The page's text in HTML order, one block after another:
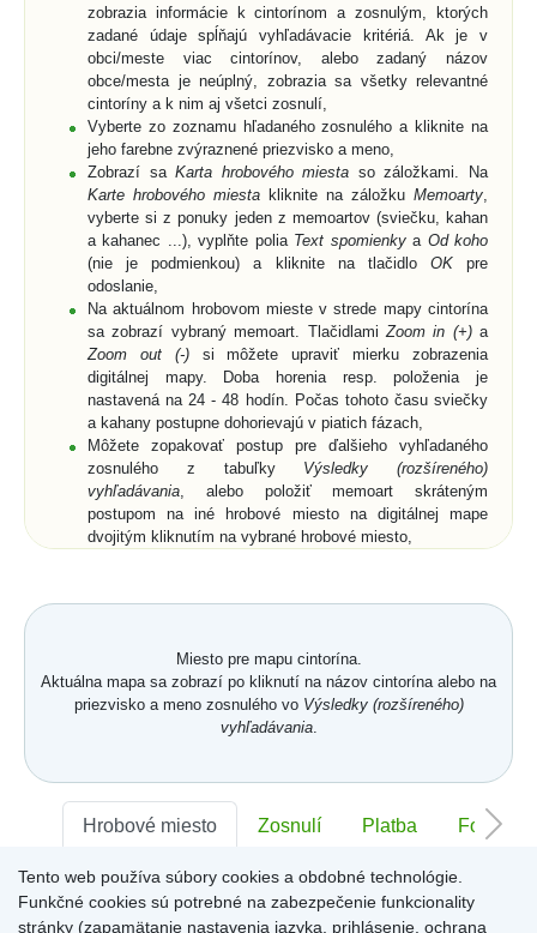
zobrazia informácie k cintorínom a zosnulým, ktorých
zadané údaje spĺňajú vyhľadávacie kritériá. Ak je v
obci/meste viac cintorínov, alebo zadaný názov
obce/mesta je neúplný, zobrazia sa všetky relevantné
cintoríny a k nim aj všetci zosnulí,
Vyberte zo zoznamu hľadaného zosnulého a kliknite na
jeho farebne zvýraznené priezvisko a meno,
Zobrazí saKarta hrobového miesta so záložkami. Na
Karte hrobového miesta kliknite na záložku Memoarty
vyberte si z ponuky jeden z memoartov (sviečku, kahan
a kahanec ...), vyplňte polia Text spomienkya Od koho
(nie je podmienkou) a kliknite na tlačidlo OKpre
odoslanie,
Na aktuálnom hrobovom mieste v strede mapy cintorína
sa zobrazí vybraný memoart. Tlačidlami Zoom in (+)a
Zoom out (-)si môžete upraviť mierku zobrazenia
digitálnej mapy. Doba horenia resp. položenia je
nastavená na 24 - 48 hodín. Počas tohoto času sviečky
a kahany postupne dohorievajú v piatich fázach,
Môžete zopakovať postup pre ďalšieho vyhľadaného
zosnulého z tabuľky Výsledky (rozšíreného)
vyhľadávania , alebo položiť memoart skráteným
postupom na iné hrobové miesto na digitálnej mape
dvojitým kliknutím na vybrané hrobové miesto,
mape, nemusíte vyplniť poleText spomienkyaOd koho,
text nad memoartami, alebo cez ikonu
Miesto pre mapu cintorína.
Aktuálna mapa sa zobrazí po kliknutí na názov cintorína alebo na
priezvisko a meno zosnulého vo Výsledky (rozšíreného)
vyhľadávania.
Hrobové miesto Zosnulí Platba Foto
Sektor:- Rad:- Číslo:-
Tento web používa súbory cookies a obdobné technológie.
Funkčné cookies sú potrebné na zabezpečenie funkcionality
stránky (zapamätanie nastavenia jazyka, prihlásenie, ochrana